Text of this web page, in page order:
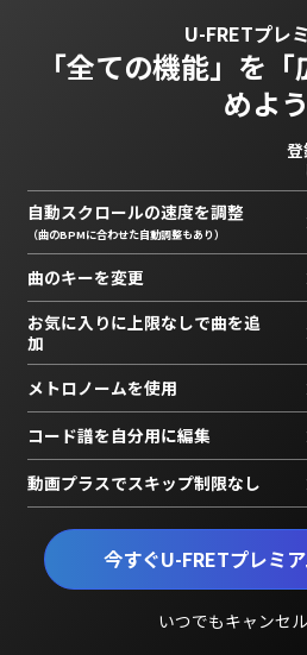
U-FRETプレ
「全ての機能」を
めよう
今すぐU-FRETプレミ
いつでもキャンセ
自動スクロールの速度を調整
（曲のBPMに合わせた自動調整もあり）
曲のキーを変更
お気に入りに上限なしで曲を追
加
メトロノームを使用
コード譜を自分用に編集
動画プラスでスキップ制限なし